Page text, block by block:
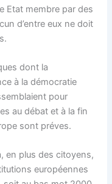
Etat membre par des
d’entre eux ne doit
dont la
à la démocratie
pour
au débat et à la fin
sont préves.
en plus des citoyens,
européennes